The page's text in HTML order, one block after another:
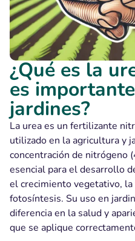
¿Qué es la
es
jardines?
La urea es un fertilizante
utilizado en la agricultura y
concentración de nitrógeno
esencial para el desarrollo
el crecimiento vegetativo,
fotosíntesis. Su uso en
diferencia en la salud y
que se aplique